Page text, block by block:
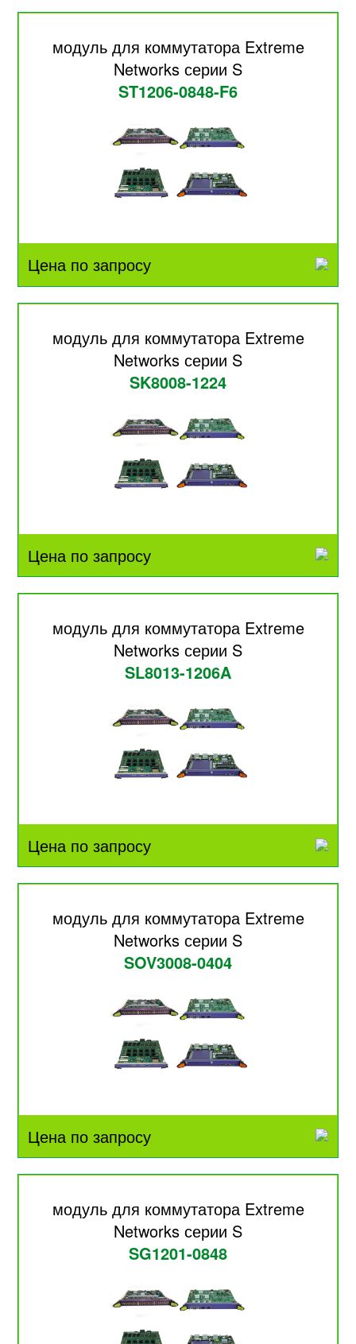
модуль для коммутатора Extreme
Networks серии S
ST1206-0848-F6
Цена по запросу
модуль для коммутатора Extreme
Networks серии S
SK8008-1224
Цена по запросу
модуль для коммутатора Extreme
Networks серии S
SL8013-1206A
Цена по запросу
модуль для коммутатора Extreme
Networks серии S
SOV3008-0404
Цена по запросу
модуль для коммутатора Extreme
Networks серии S
SG1201-0848